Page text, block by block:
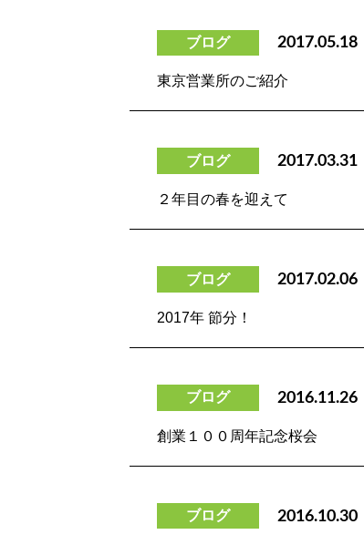
ブログ 2017.05.18
東京営業所のご紹介
ブログ 2017.03.31
２年目の春を迎えて
ブログ 2017.02.06
2017年 節分！
ブログ 2016.11.26
創業１００周年記念桜会
ブログ 2016.10.30